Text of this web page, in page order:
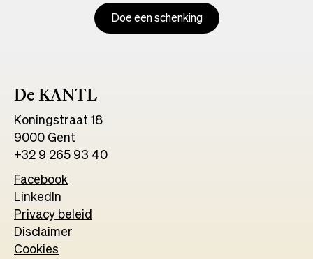
Doe een schenking
De KANTL
Koningstraat 18
9000 Gent
+32 9 265 93 40
Facebook
a
new
LinkedIn
in
a
Privacy beleid
Disclaimer
Cookies